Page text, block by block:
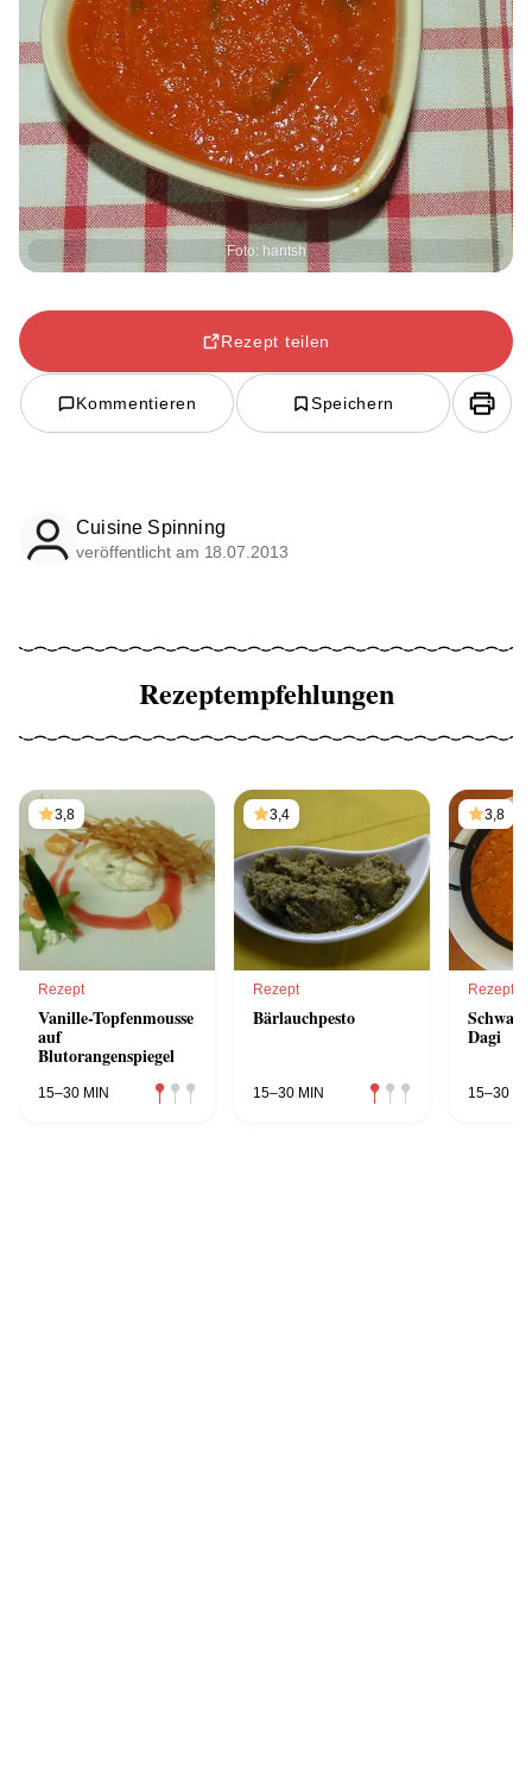
Foto: hantsh
Rezept teilen
Kommentieren Speichern
Cuisine Spinning
veröffentlicht am 18.07.2013
Rezeptempfehlungen
3,8
Rezept
Vanille-Topfenmousse
auf
Blutorangenspiegel
15–30 MIN
3,4
Rezept
Bärlauchpesto
15–30 MIN
3,8
Rezept
Dagi
15–30